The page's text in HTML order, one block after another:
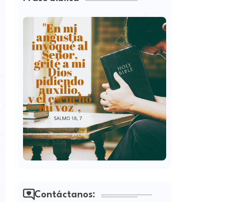
Contáctanos: